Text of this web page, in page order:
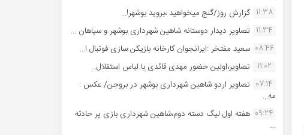
11:38 گزارش روز/گنج میخواهید ،بروید بوشهر!...
11:34 تصاویر دیدار دوستانه شاهین شهردارى بوشهر و سپاهان ...
08:46 سعید مفتخر :ایرانجوان کارخانه بازیکن سازی فوتبال ا...
11:02
تصاویر،اولین حضور مهدی قائدی با لباس استقلال...
07:14 تصاویر اردو شاهین شهرداری بوشهر در بروجن/ عکس :
مه...
09:24 هفته اول لیگ دسته دوم،شاهین شهرداری بازی پر حادثه
...